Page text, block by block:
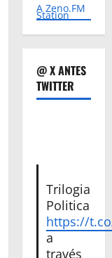
A Zeno.FM
Station
@ X ANTES
TWITTER
Trilogia
Politica
https://
a
través